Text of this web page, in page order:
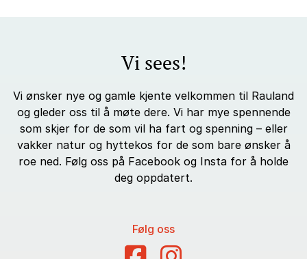
Vi sees!
Vi ønsker nye og gamle kjente velkommen til Rauland
og gleder oss til å møte dere. Vi har mye spennende
som skjer for de som vil ha fart og spenning – eller
vakker natur og hyttekos for de som bare ønsker å
roe ned. Følg oss på Facebook og Insta for å holde
deg oppdatert.
Følg oss